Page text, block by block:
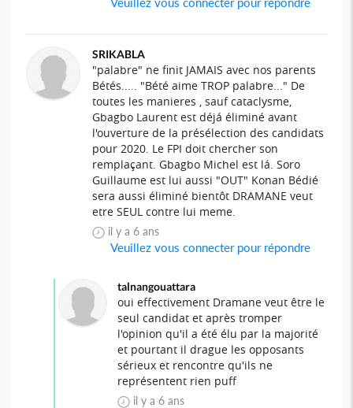
SRIKABLA
"palabre" ne finit JAMAIS avec nos parents
Bétés..... "Bété aime TROP palabre..." De
toutes les manieres , sauf cataclysme,
Gbagbo Laurent est déjá éliminé avant
l'ouverture de la présélection des candidats
pour 2020. Le FPI doit chercher son
remplaçant. Gbagbo Michel est lá. Soro
Guillaume est lui aussi "OUT" Konan Bédié
sera aussi éliminé bientôt DRAMANE veut
etre SEUL contre lui meme.
il y a 6 ans
Veuillez vous connecter pour répondre
talnangouattara
oui effectivement Dramane veut être le
seul candidat et après tromper
l'opinion qu'il a été élu par la majorité
et pourtant il drague les opposants
sérieux et rencontre qu'ils ne
représentent rien puff
il y a 6 ans